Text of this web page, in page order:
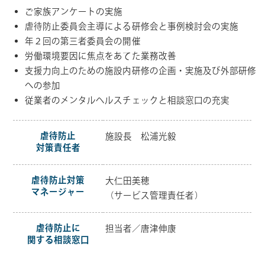
ご家族アンケートの実施
虐待防止委員会主導による研修会と事例検討会の実施
年２回の第三者委員会の開催
労働環境要因に焦点をあてた業務改善
支援力向上のための施設内研修の企画・実施及び外部研修
への参加
従業者のメンタルヘルスチェックと相談窓口の充実
虐待防止
対策責任者
施設長 松浦光毅
虐待防止対策
マネージャー
大仁田美穂
（サービス管理責任者）
虐待防止に
関する相談窓口
担当者／唐津伸康